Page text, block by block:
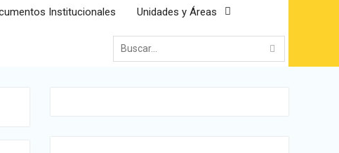
Institucionales Unidades y Áreas